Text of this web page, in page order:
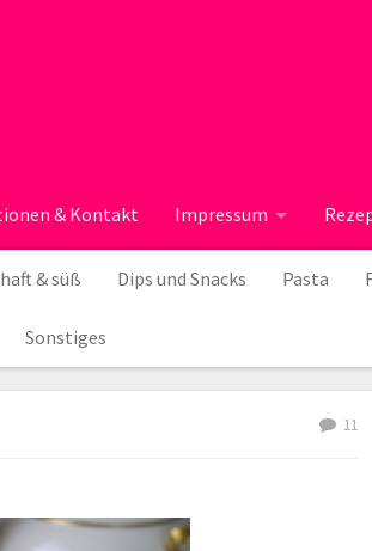
& Kontakt Impressum
& süß Dips und Snacks Pasta
Sonstiges
11